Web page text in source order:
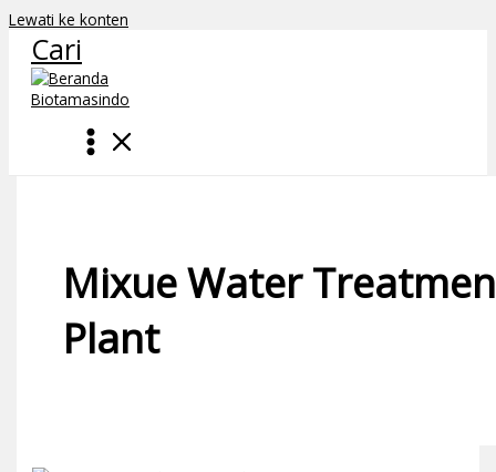
Lewati ke konten
Cari
Mixue Water
Plant